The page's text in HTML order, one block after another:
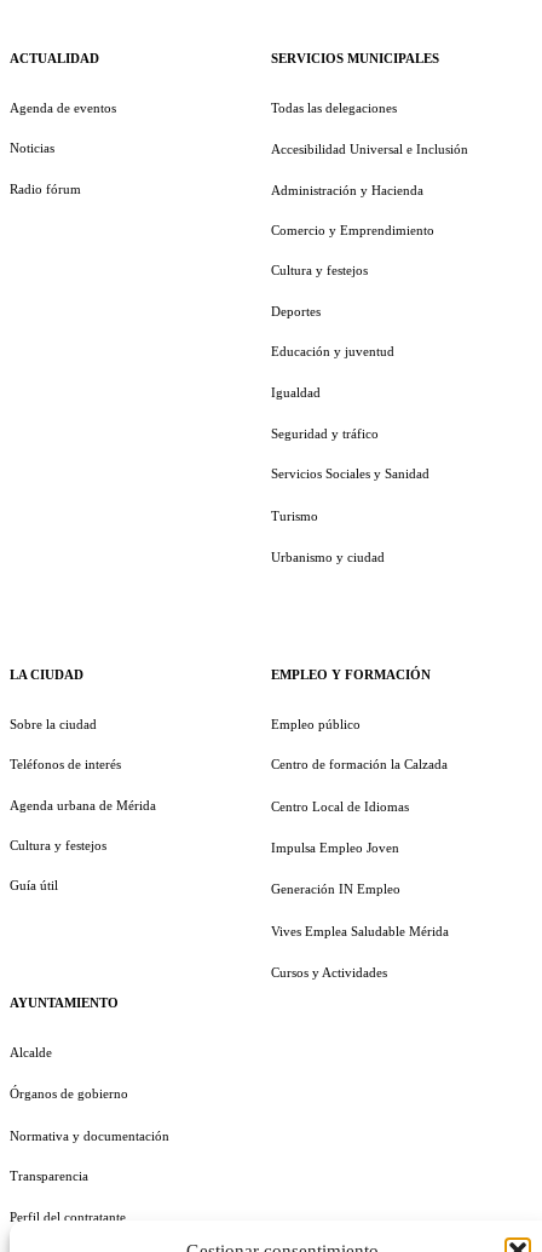
ACTUALIDAD
Agenda de eventos
Noticias
Radio fórum
LA CIUDAD
Sobre la ciudad
Teléfonos de interés
Agenda urbana de Mérida
Cultura y festejos
Guía útil
AYUNTAMIENTO
Alcalde
Órganos de gobierno
Normativa y documentación
Transparencia
Perfil del contratante
SERVICIOS MUNICIPALES
Todas las delegaciones
Accesibilidad Universal e Inclusión
Administración y Hacienda
Comercio y Emprendimiento
Cultura y festejos
Deportes
Educación y juventud
Igualdad
Seguridad y tráfico
Servicios Sociales y Sanidad
Turismo
Urbanismo y ciudad
EMPLEO Y FORMACIÓN
Empleo público
Centro de formación la Calzada
Centro Local de Idiomas
Impulsa Empleo Joven
Generación IN Empleo
Vives Emplea Saludable Mérida
Cursos y Actividades